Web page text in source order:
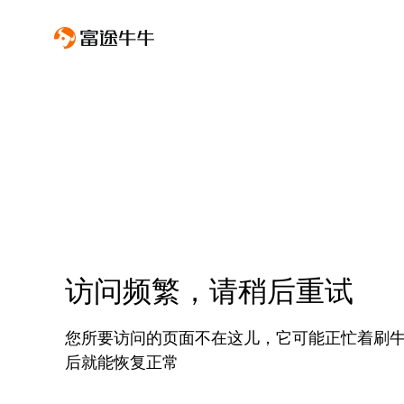
访问频繁，请稍后重试
您所要访问的页面不在这儿，它可能正忙着刷
后就能恢复正常